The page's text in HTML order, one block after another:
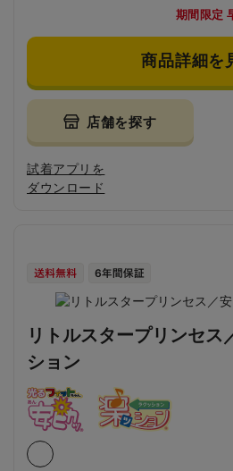
期間限定
商品詳細を
店舗を探す
試着アプリを
ダウンロード
リトルスタープリンセス
ション